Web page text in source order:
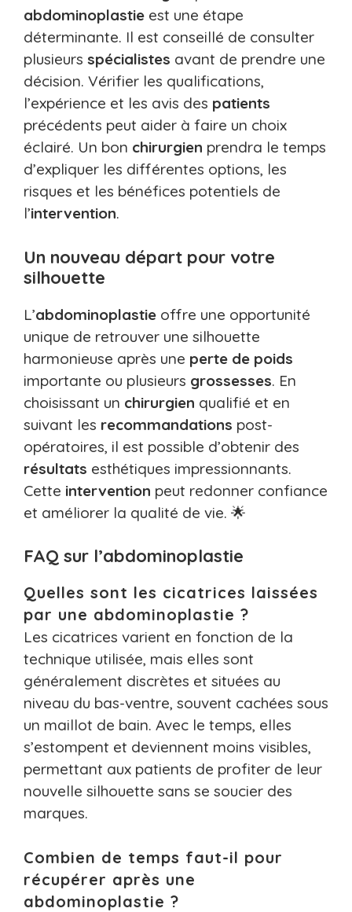
abdominoplastie est une étape
déterminante. Il est conseillé de consulter
plusieurs spécialistes avant de prendre une
décision. Vérifier les qualifications,
l’expérience et les avis des patients
précédents peut aider à faire un choix
éclairé. Un bon chirurgien prendra le temps
d’expliquer les différentes options, les
risques et les bénéfices potentiels de
l’intervention.
Un nouveau départ pour votre
silhouette
L’abdominoplastie offre une opportunité
unique de retrouver une silhouette
harmonieuse après une perte de poids
importante ou plusieurs grossesses. En
choisissant un chirurgien qualifié et en
suivant les recommandations post-
opératoires, il est possible d’obtenir des
résultats esthétiques impressionnants.
Cette intervention peut redonner confiance
et améliorer la qualité de vie. 🌟
FAQ sur l’abdominoplastie
Quelles sont les cicatrices laissées
par une abdominoplastie ?
Les cicatrices varient en fonction de la
technique utilisée, mais elles sont
généralement discrètes et situées au
niveau du bas-ventre, souvent cachées sous
un maillot de bain. Avec le temps, elles
s’estompent et deviennent moins visibles,
permettant aux patients de profiter de leur
nouvelle silhouette sans se soucier des
marques.
Combien de temps faut-il pour
récupérer après une
abdominoplastie ?